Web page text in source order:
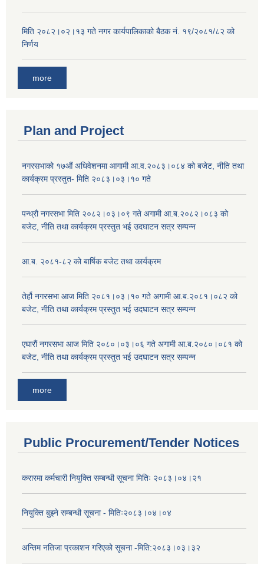
मिति २०८२।०२।१३ गते नगर कार्यपालिकाको बैठक नं. १९/२०८१/८२ को
निर्णय
more
Plan and Project
नगरसभाको १७औं अधिवेशनमा आगामी आ.व.२०८३।०८४ को बजेट, नीति तथा
कार्यक्रम प्रस्तुत- मिति २०८३।०३।१० गते
पन्ध्रौ नगरसभा मिति २०८२।०३।०९ गते अगामी आ.ब.२०८२।०८३ को
बजेट, नीति तथा कार्यक्रम प्रस्तुत भई उदघाटन सत्र सम्पन्न
आ.ब. २०८१-८२ को बार्षिक बजेट तथा कार्यक्रम
तेर्हौ नगरसभा आज मिति २०८१।०३।१० गते अगामी आ.ब.२०८१।०८२ को
बजेट, नीति तथा कार्यक्रम प्रस्तुत भई उदघाटन सत्र सम्पन्न
एघारौं नगरसभा आज मिति २०८०।०३।०६ गते अगामी आ.ब.२०८०।०८१ को
बजेट, नीति तथा कार्यक्रम प्रस्तुत भई उदघाटन सत्र सम्पन्न
more
Public Procurement/Tender Notices
करारमा कर्मचारी नियुक्ति सम्बन्धी सूचना मितिः २०८३।०४।२१
नियुक्ति बुझ्ने सम्बन्धी सूचना - मितिः२०८३।०४।०४
अन्तिम नतिजा प्रकाशन गरिएको सूचना -मिति:२०८३।०३।३२